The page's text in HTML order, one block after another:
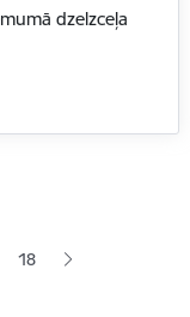
dzelzceļa
18